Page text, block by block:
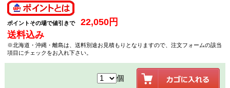
ポイントその場で値引きで 22,050円
送料込み
※北海道・沖縄・離島は、送料別途お見積もりとなりますので、注文フォームの該当
項目にチェックをお入れ下さい。
個